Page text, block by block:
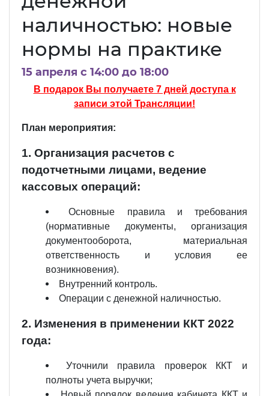
наличностью: новые
нормы на практике
15 апреля c 14:00 до 18:00
В подарок Вы получаете 7 дней доступа к
записи этой Трансляции!
План мероприятия:
1. Организация расчетов с
подотчетными лицами, ведение
кассовых операций:
Основные правила и требования
(нормативные документы, организация
документооборота, материальная
ответственность и условия ее
возникновения).
Внутренний контроль.
Операции с денежной наличностью.
2. Изменения в применении ККТ 2022
года:
Уточнили правила проверок ККТ и
полноты учета выручки;